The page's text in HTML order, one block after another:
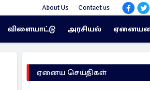
About Us Contact us
விளையாட்டு அரசியல்
ஏனைய செய்திகள்